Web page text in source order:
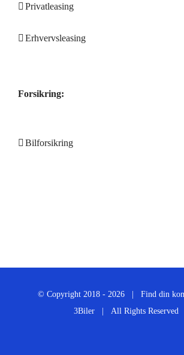
Privatleasing
Erhvervsleasing
Forsikring:
Bilforsikring
© Copyright 2018 - 2026 | Find din
3Biler | All Rights